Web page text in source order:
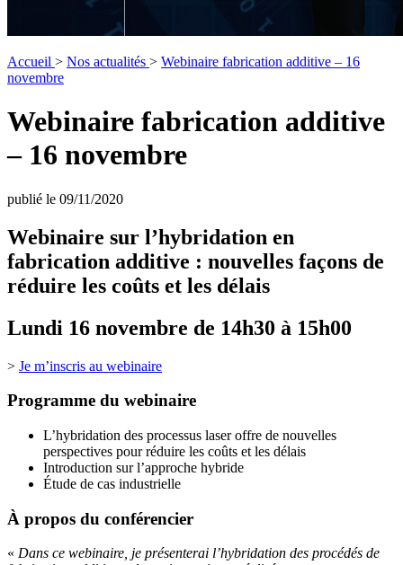
Accueil > Nos actualités > Webinaire fabrication additive – 16
novembre
Webinaire fabrication additive
– 16 novembre
publié le 09/11/2020
Webinaire sur l’hybridation en
fabrication additive : nouvelles façons de
réduire les coûts et les délais
Lundi 16 novembre de 14h30 à 15h00
> Je m’inscris au webinaire
Programme du webinaire
L’hybridation des processus laser offre de nouvelles
perspectives pour réduire les coûts et les délais
Introduction sur l’approche hybride
Étude de cas industrielle
À propos du conférencier
« Dans ce webinaire, je présenterai l’hybridation des procédés de